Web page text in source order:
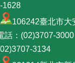
1628
106242臺北市大
話：(02)3707-
3134